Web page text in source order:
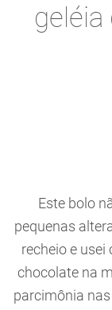
Este bolo
pequenas
recheio e
chocolate na
parcimônia